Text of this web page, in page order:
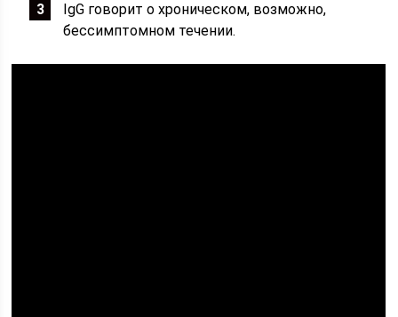
IgG говорит о хроническом, возможно,
бессимптомном течении.